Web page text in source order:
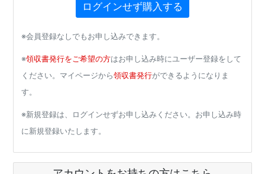
ログインせず購入する
※会員登録なしでもお申し込みできます。
※領収書発行をご希望の方はお申し込み時にユーザー登録をして
ください。マイページから領収書発行ができるようになりま
す。
※新規登録は、ログインせずお申し込みください。お申し込み時
に新規登録いたします。